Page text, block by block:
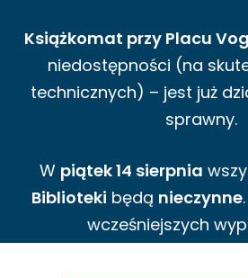
Książkomat przy Placu
niedostępności (na
technicznych) – jest już
sprawny.
W piątek 14 sierpnia
Biblioteki będą nieczynne
wcześniejszych